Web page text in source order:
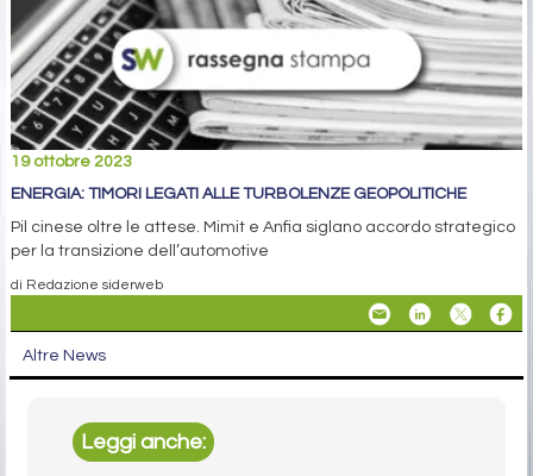
19 ottobre 2023
ENERGIA: TIMORI LEGATI ALLE TURBOLENZE GEOPOLITICHE
Pil cinese oltre le attese. Mimit e Anfia siglano accordo strategico
per la transizione dell’automotive
di Redazione siderweb
Altre News
Leggi anche: